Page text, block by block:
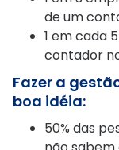
de um
1 em cada
contador
Fazer a
boa idéia:
50% das